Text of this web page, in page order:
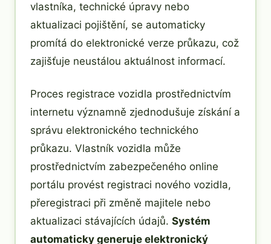
vlastníka, technické úpravy nebo
aktualizaci pojištění, se automaticky
promítá do elektronické verze průkazu, což
zajišťuje neustálou aktuálnost informací.
Proces registrace vozidla prostřednictvím
internetu významně zjednodušuje získání a
správu elektronického technického
průkazu. Vlastník vozidla může
prostřednictvím zabezpečeného online
portálu provést registraci nového vozidla,
přeregistraci při změně majitele nebo
aktualizaci stávajících údajů. Systém
automaticky generuje elektronický